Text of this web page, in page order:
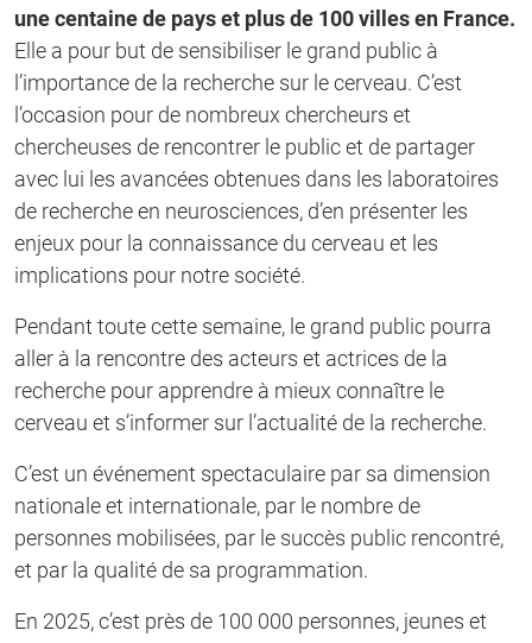
une centaine de pays et plus de 100 villes en France.
Elle a pour but de sensibiliser le grand public à
l’importance de la recherche sur le cerveau. C’est
l’occasion pour de nombreux chercheurs et
chercheuses de rencontrer le public et de partager
avec lui les avancées obtenues dans les laboratoires
de recherche en neurosciences, d’en présenter les
enjeux pour la connaissance du cerveau et les
implications pour notre société.
Pendant toute cette semaine, le grand public pourra
aller à la rencontre des acteurs et actrices de la
recherche pour apprendre à mieux connaître le
cerveau et s’informer sur l’actualité de la recherche.
C’est un événement spectaculaire par sa dimension
nationale et internationale, par le nombre de
personnes mobilisées, par le succès public rencontré,
et par la qualité de sa programmation.
En 2025, c’est près de 100 000 personnes, jeunes et